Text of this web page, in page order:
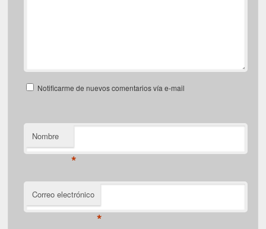
Notificarme de nuevos comentarios vía e-mail
Nombre
*
Correo electrónico
*